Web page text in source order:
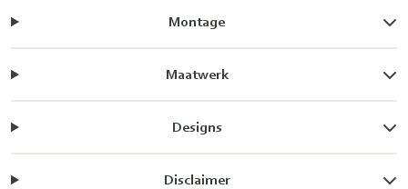
Montage
Maatwerk
Designs
Disclaimer